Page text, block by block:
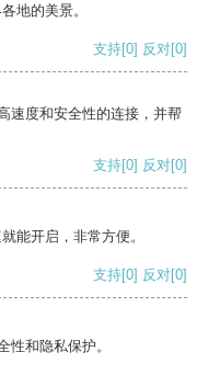
地的美景。
支持[0] 反对[0]
速度和安全性的连接，并帮
支持[0] 反对[0]
能开启，非常方便。
支持[0] 反对[0]
性和隐私保护。